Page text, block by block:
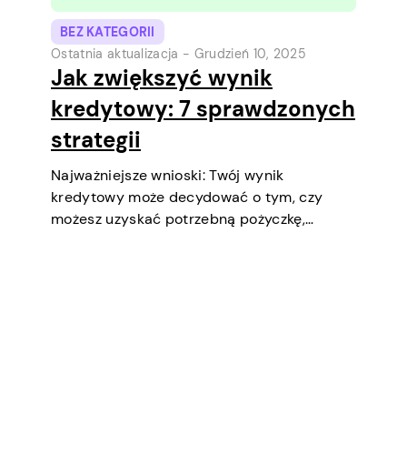
BEZ KATEGORII
Ostatnia aktualizacja - Grudzień 10, 2025
Jak zwiększyć wynik
kredytowy: 7 sprawdzonych
strategii
Najważniejsze wnioski: Twój wynik
kredytowy może decydować o tym, czy
możesz uzyskać potrzebną pożyczkę,